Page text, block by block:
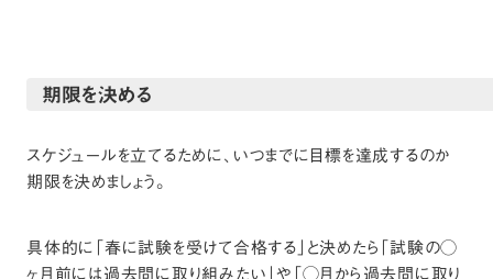
期限を決める
スケジュールを立てるために、いつまでに目標を達成するのか
期限を決めましょう。
具体的に「春に試験を受けて合格する」と決めたら「試験の◯